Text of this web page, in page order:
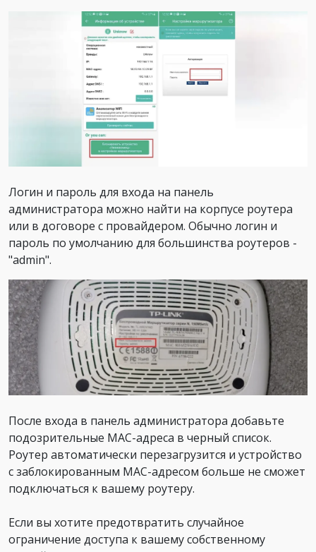
Логин и пароль для входа на панель
администратора можно найти на корпусе роутера
или в договоре с провайдером. Обычно логин и
пароль по умолчанию для большинства роутеров -
"admin".
После входа в панель администратора добавьте
подозрительные MAC-адреса в черный список.
Роутер автоматически перезагрузится и устройство
с заблокированным MAC-адресом больше не сможет
подключаться к вашему роутеру.
Если вы хотите предотвратить случайное
ограничение доступа к вашему собственному